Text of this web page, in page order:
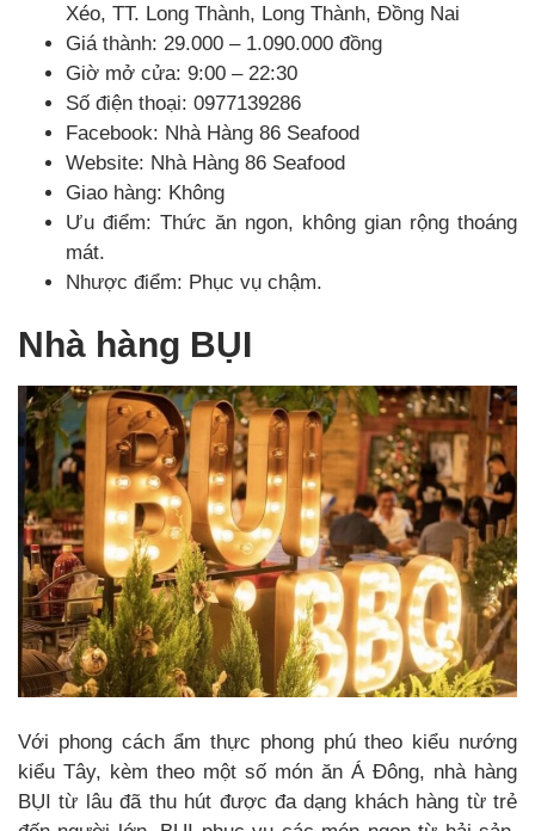
Xéo, TT. Long Thành, Long Thành, Đồng Nai
Giá thành: 29.000 – 1.090.000 đồng
Giờ mở cửa: 9:00 – 22:30
Số điện thoại: 0977139286
Facebook: Nhà Hàng 86 Seafood
Website: Nhà Hàng 86 Seafood
Giao hàng: Không
Ưu điểm: Thức ăn ngon, không gian rộng thoáng
mát.
Nhược điểm: Phục vụ chậm.
Nhà hàng BỤI
Với phong cách ẩm thực phong phú theo kiểu nướng
kiểu Tây, kèm theo một số món ăn Á Đông, nhà hàng
BỤI từ lâu đã thu hút được đa dạng khách hàng từ trẻ